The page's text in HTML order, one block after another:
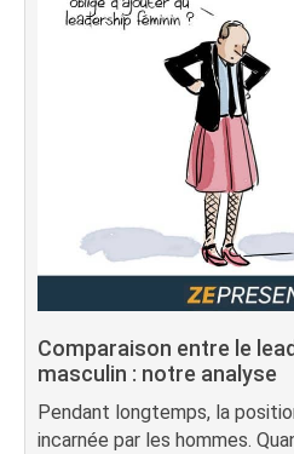
Comparaison entre le
masculin : notre analyse
Pendant longtemps, la
incarnée par les hommes.